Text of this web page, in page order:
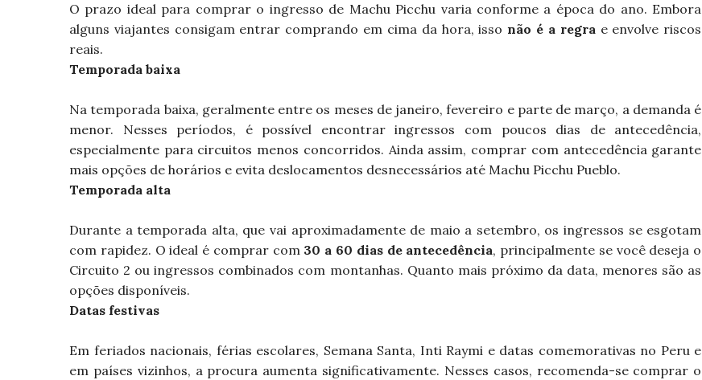
O prazo ideal para comprar o ingresso de Machu Picchu varia conforme a época do ano. Embora
alguns viajantes consigam entrar comprando em cima da hora, issonão é a regrae envolve riscos
reais.
Temporada baixa
Na temporada baixa, geralmente entre os meses de janeiro, fevereiro e parte de março, a demanda é
menor. Nesses períodos, é possível encontrar ingressos com poucos dias de antecedência,
especialmente para circuitos menos concorridos. Ainda assim, comprar com antecedência garante
mais opções de horários e evita deslocamentos desnecessários até Machu Picchu Pueblo.
Temporada alta
Durante a temporada alta, que vai aproximadamente de maio a setembro, os ingressos se esgotam
com rapidez. O ideal é comprar com 30 a 60 dias de antecedência, principalmente se você deseja o
Circuito 2 ou ingressos combinados com montanhas. Quanto mais próximo da data, menores são as
opções disponíveis.
Datas festivas
Em feriados nacionais, férias escolares, Semana Santa, Inti Raymi e datas comemorativas no Peru e
em países vizinhos, a procura aumenta significativamente. Nesses casos, recomenda-se comprar o